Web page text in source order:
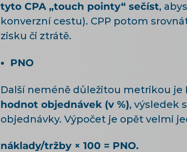
tyto CPA „touch pointy“ sečíst,
konverzní cestu). CPP potom
zisku či ztrátě.
PNO
Další neméně důležitou metrikou je
hodnot objednávek (v %), výsledek
objednávky. Výpočet je opět velmi
náklady/tržby × 100 = PNO.